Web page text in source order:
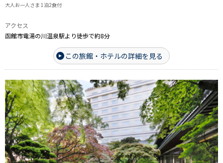
大人お一人さま 1泊2食付
アクセス
函館市電湯の川温泉駅より徒歩で約8分
この旅館・ホテルの詳細を見る